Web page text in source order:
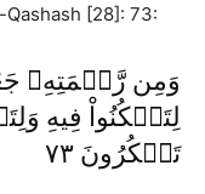
[28]: 73:
وَمِن رَّحۡمَتِهِۦ
لِتَسۡكُنُواْ فِيهِ
تَشۡكُرُونَ ٧٣